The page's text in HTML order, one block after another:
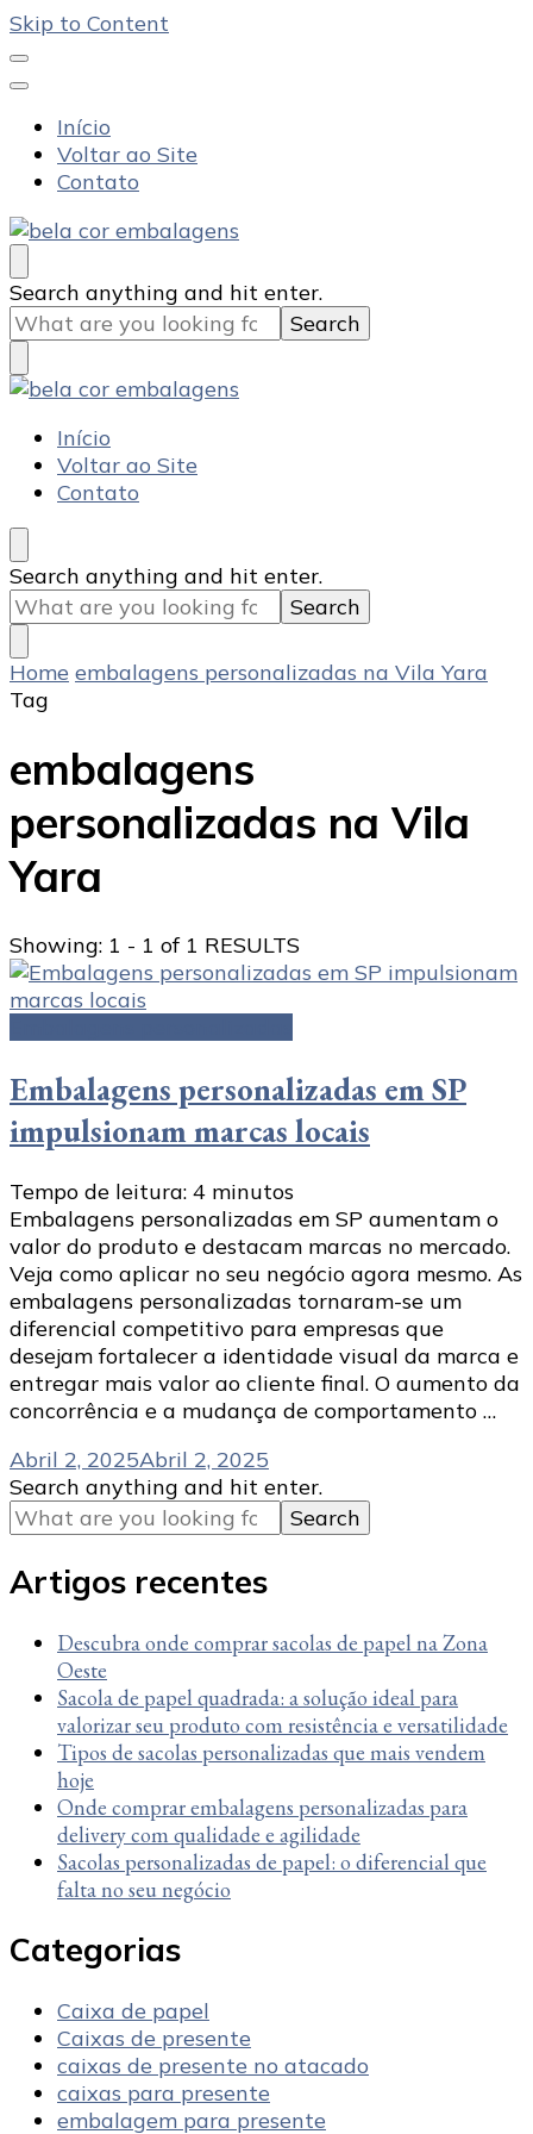
Skip to Content
Início
Voltar ao Site
Contato
Bela Cor Embalagens
Blog
Looking
for
Something?
Search anything and hit enter.
Bela Cor Embalagens
Blog
Início
Voltar ao Site
Contato
Looking
for
Something?
Search anything and hit enter.
Home embalagens personalizadas na Vila Yara
Tag
embalagens
personalizadas na Vila
Yara
Showing: 1 - 1 of 1 RESULTS
Embalagens personalizadas em SP
impulsionam marcas locais
Tempo de leitura: 4 minutos
Embalagens personalizadas em SP aumentam o
valor do produto e destacam marcas no mercado.
Veja como aplicar no seu negócio agora mesmo. As
embalagens personalizadas tornaram-se um
diferencial competitivo para empresas que
desejam fortalecer a identidade visual da marca e
entregar mais valor ao cliente final. O aumento da
concorrência e a mudança de comportamento …
Abril 2, 2025Abril 2, 2025
Looking
for
Something?
Search anything and hit enter.
Artigos recentes
Descubra onde comprar sacolas de papel na Zona
Oeste
Sacola de papel quadrada: a solução ideal para
valorizar seu produto com resistência e versatilidade
Tipos de sacolas personalizadas que mais vendem
hoje
Onde comprar embalagens personalizadas para
delivery com qualidade e agilidade
Sacolas personalizadas de papel: o diferencial que
falta no seu negócio
Categorias
Caixa de papel
Caixas de presente
caixas de presente no atacado
caixas para presente
embalagem para presente